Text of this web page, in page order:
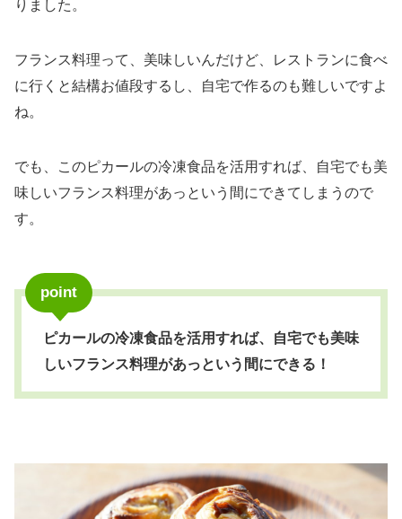
りました。
フランス料理って、美味しいんだけど、レストランに食べ
に行くと結構お値段するし、自宅で作るのも難しいですよ
ね。
でも、このピカールの冷凍食品を活用すれば、自宅でも美
味しいフランス料理があっという間にできてしまうので
す。
point
ピカールの冷凍食品を活用すれば、自宅でも美味
しいフランス料理があっという間にできる！